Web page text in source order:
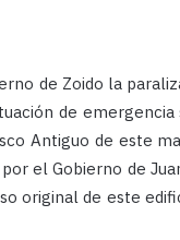
de Zoido la
de emergencia
Antiguo de este
el Gobierno de
original de este